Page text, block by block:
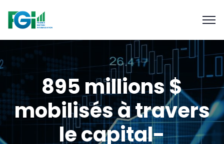
895 millions $
mobilisés à travers
le capital-